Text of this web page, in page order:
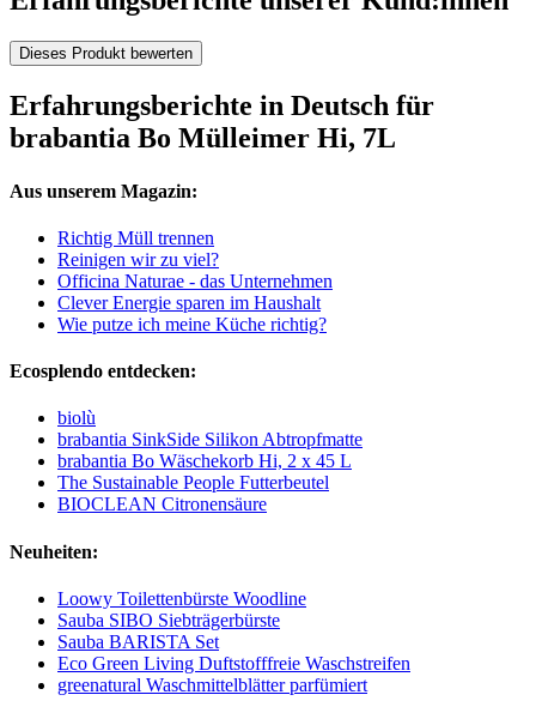
Dieses Produkt bewerten
Erfahrungsberichte in Deutsch für
brabantia Bo Mülleimer Hi, 7L
Aus unserem Magazin:
Richtig Müll trennen
Reinigen wir zu viel?
Officina Naturae - das Unternehmen
Clever Energie sparen im Haushalt
Wie putze ich meine Küche richtig?
Ecosplendo entdecken:
biolù
brabantia SinkSide Silikon Abtropfmatte
brabantia Bo Wäschekorb Hi, 2 x 45 L
The Sustainable People Futterbeutel
BIOCLEAN Citronensäure
Neuheiten:
Loowy Toilettenbürste Woodline
Sauba SIBO Siebträgerbürste
Sauba BARISTA Set
Eco Green Living Duftstofffreie Waschstreifen
greenatural Waschmittelblätter parfümiert